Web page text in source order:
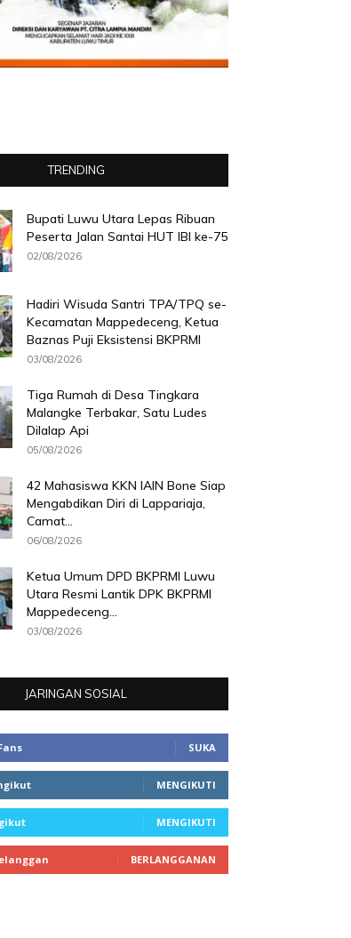
TRENDING
Bupati Luwu Utara Lepas Ribuan
Peserta Jalan Santai HUT IBI ke-75
02/08/2026
Hadiri Wisuda Santri TPA/TPQ se-
Kecamatan Mappedeceng, Ketua
Baznas Puji Eksistensi BKPRMI
03/08/2026
Tiga Rumah di Desa Tingkara
Malangke Terbakar, Satu Ludes
Dilalap Api
05/08/2026
42 Mahasiswa KKN IAIN Bone Siap
Mengabdikan Diri di Lappariaja,
Camat...
06/08/2026
Ketua Umum DPD BKPRMI Luwu
Utara Resmi Lantik DPK BKPRMI
Mappedeceng...
03/08/2026
JARINGAN SOSIAL
SUKA
MENGIKUTI
MENGIKUTI
BERLANGGANAN